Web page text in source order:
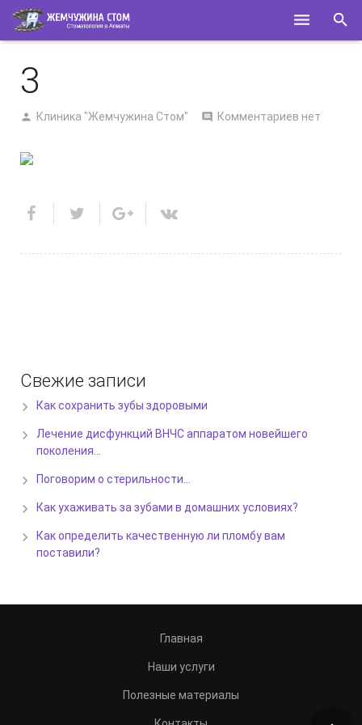
О НАС
КОНТАКТЫ
3
Клиника "Жемчужина Стом" Комментариев нет
Свежие записи
Как сохранить зубы здоровыми
Лечение дисфункций ВНЧС аппаратом новейшего
поколения…
Поговорим о стерильности…
Как ухаживать за зубами в домашних условиях?
Как определить качественную ли пломбу вам
поставили?
Главная
Наши услуги
Полезные материалы